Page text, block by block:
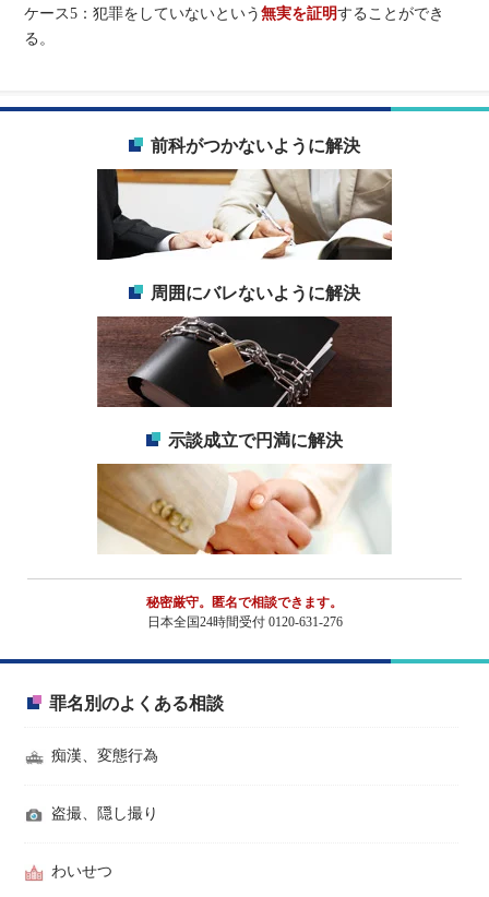
前科がつかないように解決
周囲にバレないように解決
示談成立で円満に解決
秘密厳守。匿名で相談できます。
日本全国24時間受付 0120-631-276
罪名別のよくある相談
痴漢、変態行為
盗撮、隠し撮り
わいせつ
ケース5：犯罪をしていないという無実を証明することができ
る。